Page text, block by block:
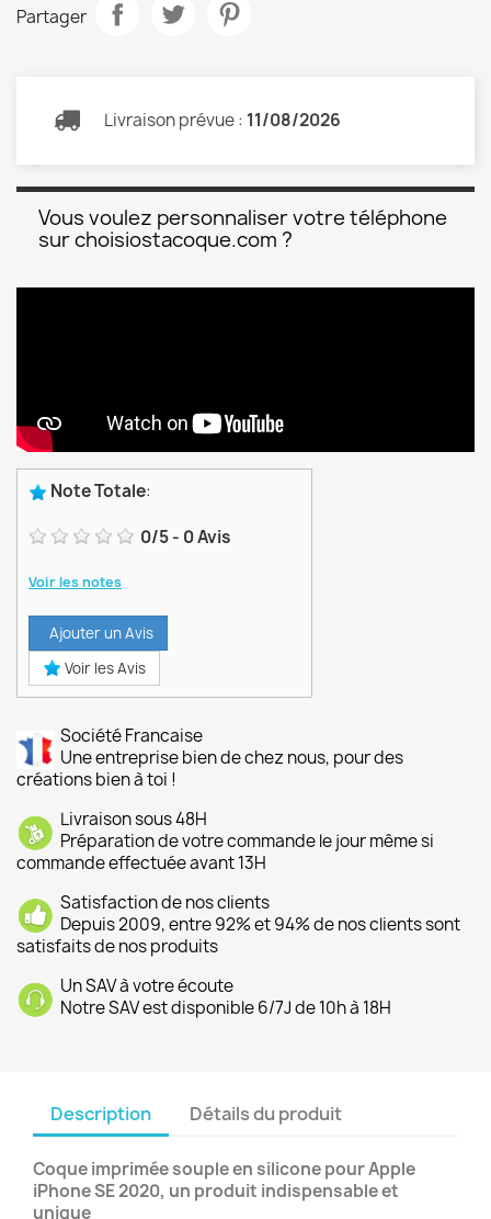
Partager
Livraison prévue : 11/08/2026
Vous voulez personnaliser votre téléphone
sur choisiostacoque.com ?
Note Totale:
0/5- 0Avis
Voir les notes
Ajouter un Avis
Voir les Avis
Société Francaise
Une entreprise bien de chez nous, pour des
créations bien à toi !
Livraison sous 48H
Préparation de votre commande le jour même si
commande effectuée avant 13H
Satisfaction de nos clients
Depuis 2009, entre 92% et 94% de nos clients sont
satisfaits de nos produits
Un SAV à votre écoute
Notre SAV est disponible 6/7J de 10h à 18H
Description Détails du produit
Coque imprimée souple en silicone pour Apple
iPhone SE 2020, un produit indispensable et
unique